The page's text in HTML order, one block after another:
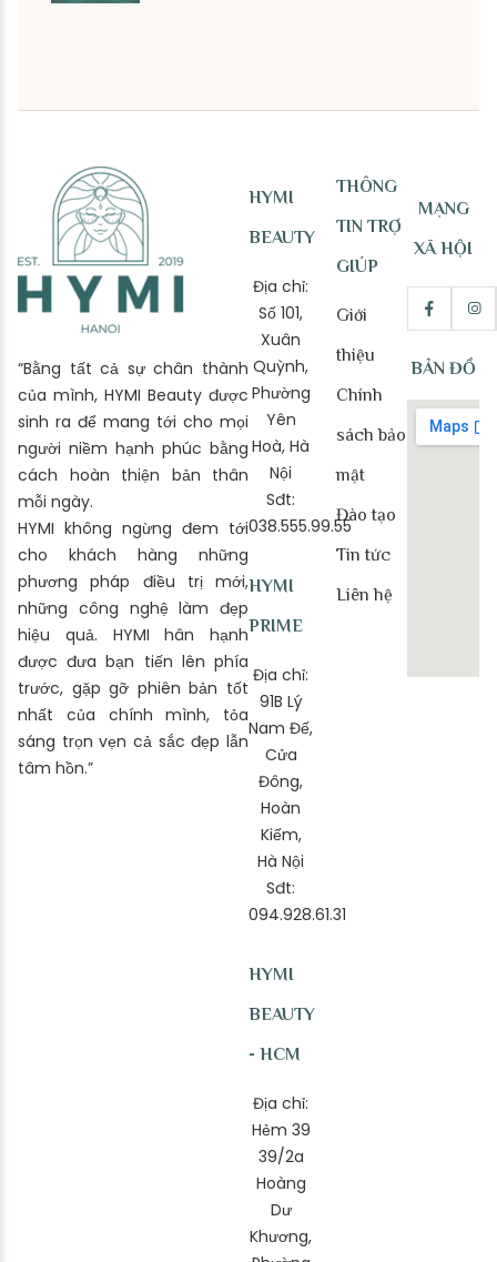
“Bằng tất cả sự chân thành
của mình, HYMI Beauty được
sinh ra để mang tới cho mọi
người niềm hạnh phúc bằng
cách hoàn thiện bản thân
mỗi ngày.
HYMI không ngừng đem tới
cho khách hàng những
phương pháp điều trị mới,
những công nghệ làm đẹp
hiệu quả. HYMI hân hạnh
được đưa bạn tiến lên phía
trước, gặp gỡ phiên bản tốt
nhất của chính mình, tỏa
sáng trọn vẹn cả sắc đẹp lẫn
tâm hồn.”
HYMI
BEAUTY
Địa chỉ:
Số 101,
Xuân
Quỳnh,
Phường
Yên
Hoà, Hà
Nội
Sđt:
038.555.99.55
HYMI
PRIME
Địa chỉ:
91B Lý
Nam Đế,
Cửa
Đông,
Hoàn
Kiếm,
Hà Nội
Sđt:
094.928.61.31
HYMI
BEAUTY
- HCM
Địa chỉ:
Hẻm 39
39/2a
Hoàng
Dư
Khương,
THÔNG
TIN TRỢ
GIÚP
Giới
thiệu
Chính
sách bảo
mật
Đào tạo
Tin tức
Liên hệ
MẠNG
XÃ HỘI
BẢN ĐỒ